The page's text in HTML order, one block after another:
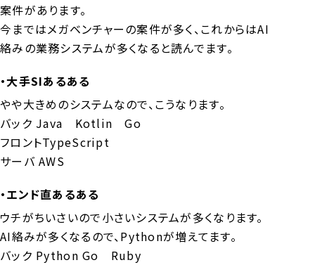
案件があります。
今まではメガベンチャーの案件が多く、これからはAI
絡みの業務システムが多くなると読んでます。
・大手SIあるある
やや大きめのシステムなので、こうなります。
バック Java Kotlin Go
フロントTypeScript
サーバ AWS
・エンド直あるある
ウチがちいさいので小さいシステムが多くなります。
AI絡みが多くなるので、Pythonが増えてます。
バック Python Go Ruby